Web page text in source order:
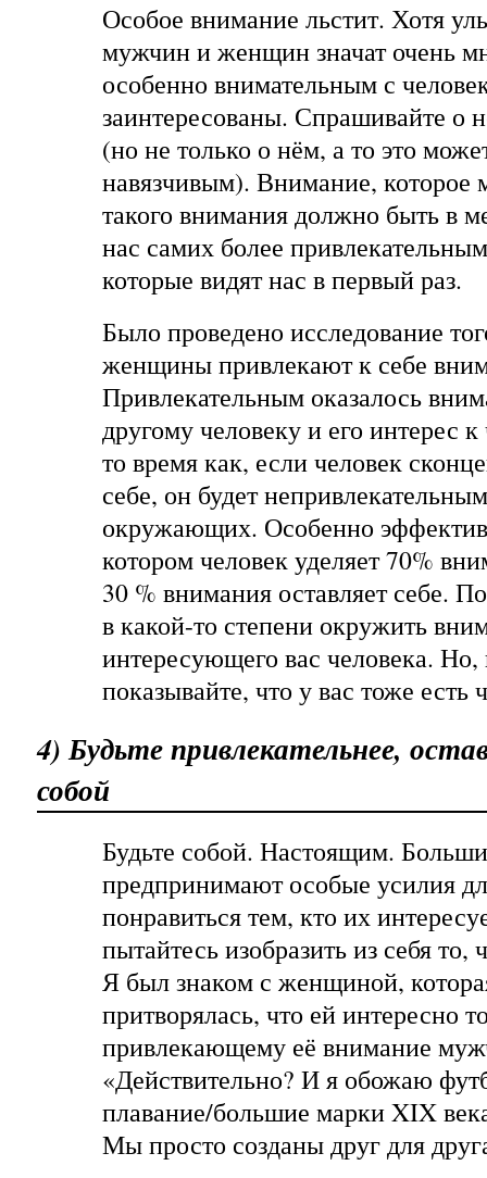
Особое внимание льстит. Хотя
мужчин и женщин значат очень
особенно внимательным с
заинтересованы. Спрашивайте о
(но не только о нём, а то это
навязчивым). Внимание, которое
такого внимания должно быть в
нас самих более
которые видят нас в первый раз.
Было проведено исследование
женщины привлекают к себе
Привлекательным оказалось
другому человеку и его интерес
то время как, если человек
себе, он будет
окружающих. Особенно
котором человек уделяет 70%
30 % внимания оставляет себе.
в какой-то степени окружить
интересующего вас человека. Но,
показывайте, что у вас тоже есть
4) Будьте привлекательнее,
собой
Будьте собой. Настоящим.
предпринимают особые усилия
понравиться тем, кто их
пытайтесь изобразить из себя то,
Я был знаком с женщиной,
притворялась, что ей интересно
привлекающему её внимание
«Действительно? И я обожаю
плавание/большие марки XIX
Мы просто созданы друг для